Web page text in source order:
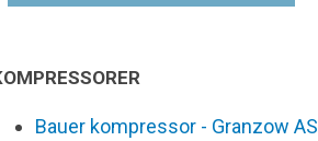
Bauer kompressor - Granzow AS